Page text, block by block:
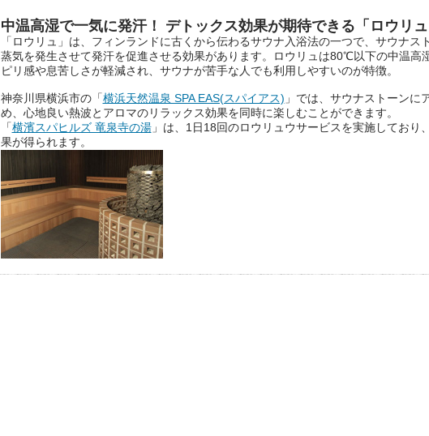
は、そんなあなたの心のつぶや
きをプロの占い師に相談するこ
とができるサービスです。
おふろパス会員様なら、この特
別なひとときを「毎月10分無
料」でご利用いただけます。
お湯で体がほぐれたら、次は占
い師さんとお話しして、心もほ
ぐしてみませんか？
中温高湿で一気に発汗！ デトックス効果が期待できる「ロウリュ
「ロウリュ」は、フィンランドに古くから伝わるサウナ入浴法の一つで、サウナス
蒸気を発生させて発汗を促進させる効果があります。ロウリュは80℃以下の中温高
ピリ感や息苦しさが軽減され、サウナが苦手な人でも利用しやすいのが特徴。
神奈川県横浜市の「横浜天然温泉 SPA EAS(スパイアス) 」では、サウナストーンに
め、心地良い熱波とアロマのリラックス効果を同時に楽しむことができます。
「横濱スパヒルズ 竜泉寺の湯」は、1日18回のロウリュウサービスを実施しており
果が得られます。